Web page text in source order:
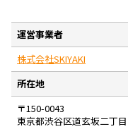
運営事業者
株式会社SKIYAKI
所在地
〒150-0043
東京都渋谷区道玄坂二丁